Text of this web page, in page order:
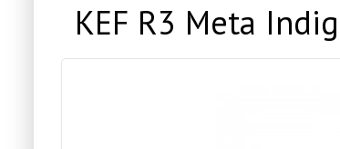
KEF R3 Meta